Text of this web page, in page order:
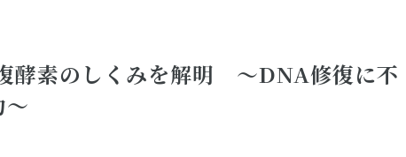
酵素のしくみを解明 ～DNA修復に不